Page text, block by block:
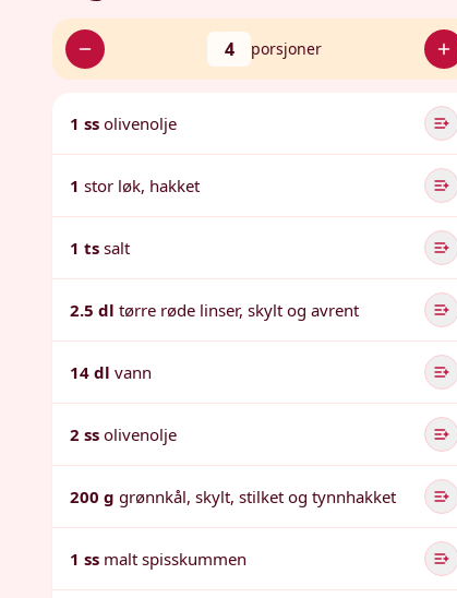
4 porsjoner
1 ss olivenolje
1 stor løk, hakket
1 ts salt
2.5 dl tørre røde linser, skylt og avrent
14 dl vann
2 ss olivenolje
200 g grønnkål, skylt, stilket og tynnhakket
1 ss malt spisskummen